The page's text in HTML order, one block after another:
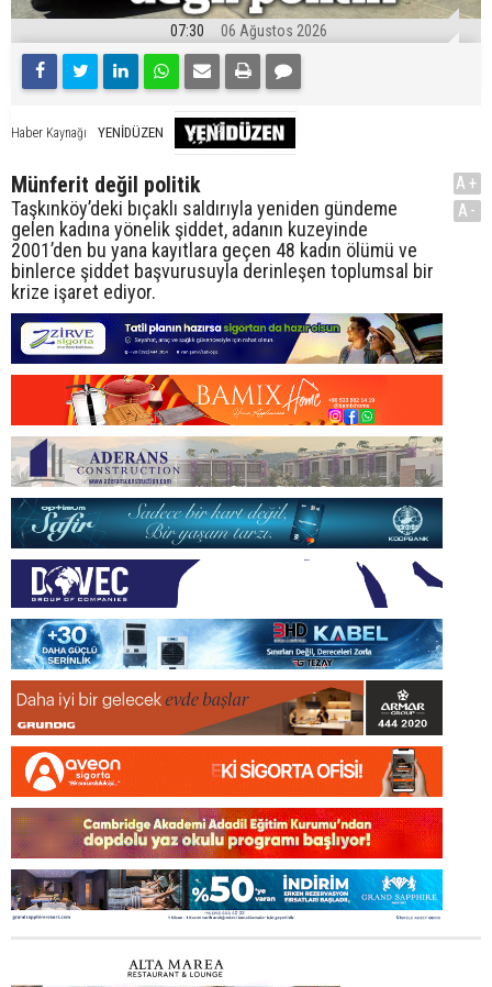
07:30 06 Ağustos 2026
Haber Kaynağı YENİDÜZEN
Münferit değil politik
Taşkınköy’deki bıçaklı saldırıyla yeniden gündeme
gelen kadına yönelik şiddet, adanın kuzeyinde
2001’den bu yana kayıtlara geçen 48 kadın ölümü ve
binlerce şiddet başvurusuyla derinleşen toplumsal bir
krize işaret ediyor.
A+
A-